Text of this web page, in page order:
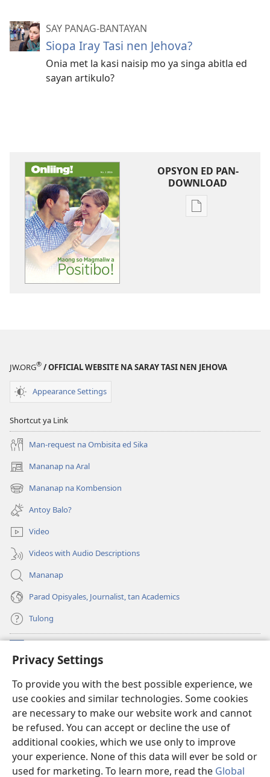
Privacy Settings
To provide you with the best possible experience, we
use cookies and similar technologies. Some cookies
are necessary to make our website work and cannot
be refused. You can accept or decline the use of
additional cookies, which we use only to improve
your experience. None of this data will ever be sold or
used for marketing. To learn more, read the Global
SAY PANAG-BANTAYAN
Siopa Iray Tasi nen Jehova?
Onia met la kasi naisip mo ya singa abitla ed
sayan artikulo?
OPSYON ED PAN-
DOWNLOAD
Opsyon
Positibo!
JW.ORG® / OFFICIAL WEBSITE NA SARAY TASI NEN JEHOVA
Appearance Settings
Shortcut ya Link
Man-request na Ombisita ed Sika
Mananap na Aral
(opens
new
window)
Mananap na Kombension
(opens
new
window)
Antoy Balo?
Video
Videos with Audio Descriptions
Mananap
Parad Opisyales, Journalist, tan Academics
Tulong
(opens
new
Watchtower ONLINE YA LIBRARYA™
(opens
new
window)JW Hub
(opens
new
window)JW Library App